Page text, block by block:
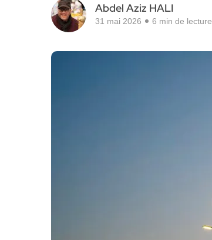
Abdel Aziz HALI
31 mai 2026 6 min de lecture